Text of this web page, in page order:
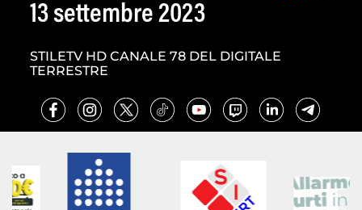
13 settembre 2023
STILETV HD CANALE 78 DEL DIGITALE
TERRESTRE